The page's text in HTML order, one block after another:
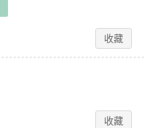
收藏
收藏